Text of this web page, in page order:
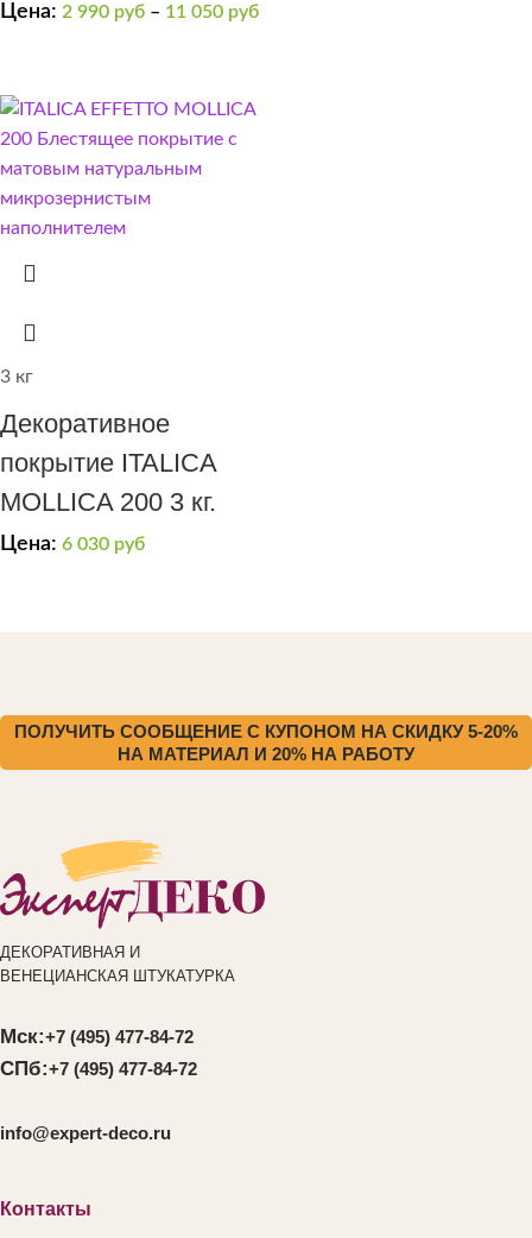
Цена: 2 990 руб – 11 050 руб
3 кг
Декоративное
покрытие ITALICA
MOLLICA 200 3 кг.
Цена: 6 030 руб
ПОЛУЧИТЬ СООБЩЕНИЕ С КУПОНОМ НА СКИДКУ 5-20%
НА МАТЕРИАЛ И 20% НА РАБОТУ
ДЕКОРАТИВНАЯ И
ВЕНЕЦИАНСКАЯ ШТУКАТУРКА
Мск:+7 (495) 477-84-72
СПб:+7 (495) 477-84-72
info@expert-deco.ru
Контакты